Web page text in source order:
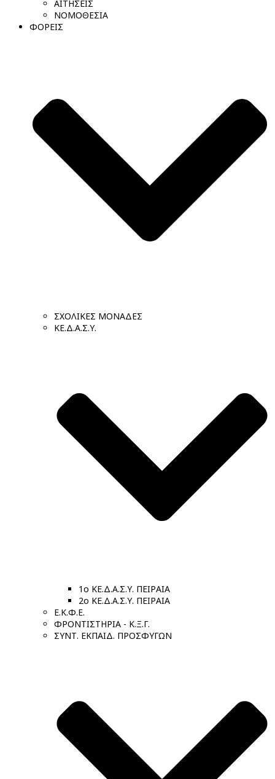
ΑΙΤΗΣΕΙΣ
ΝΟΜΟΘΕΣΙΑ
ΦΟΡΕΙΣ
ΣΧΟΛΙΚΕΣ ΜΟΝΑΔΕΣ
ΚΕ.Δ.Α.Σ.Υ.
1ο ΚΕ.Δ.Α.Σ.Υ. ΠΕΙΡΑΙΑ
2ο ΚΕ.Δ.Α.Σ.Υ. ΠΕΙΡΑΙΑ
Ε.Κ.Φ.Ε.
ΦΡΟΝΤΙΣΤΗΡΙΑ - Κ.Ξ.Γ.
ΣΥΝΤ. ΕΚΠΑΙΔ. ΠΡΟΣΦΥΓΩΝ